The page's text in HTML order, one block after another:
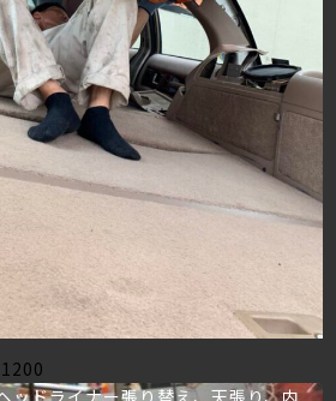
ッドライナー張り替え、天張り、内